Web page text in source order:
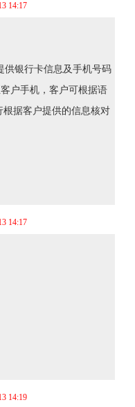
14:17
银行卡信息及手机号码
户手机，客户可根据语
据客户提供的信息核对
14:17
14:19